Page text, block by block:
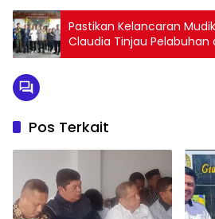
Pastikan Kelancaran
Claudia Tinjau Pelabuhan
Pos Terkait